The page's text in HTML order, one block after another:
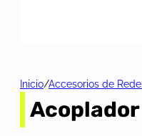
Inicio/Accesorios de